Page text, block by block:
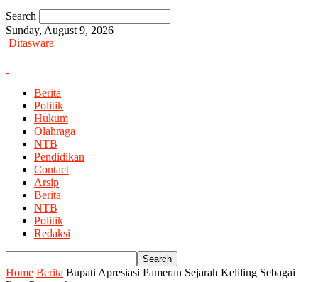
Search
Sunday, August 9, 2026
Ditaswara
Berita
Politik
Hukum
Olahraga
NTB
Pendidikan
Contact
Arsip
Berita
NTB
Politik
Redaksi
Home Berita Bupati Apresiasi Pameran Sejarah Keliling Sebagai